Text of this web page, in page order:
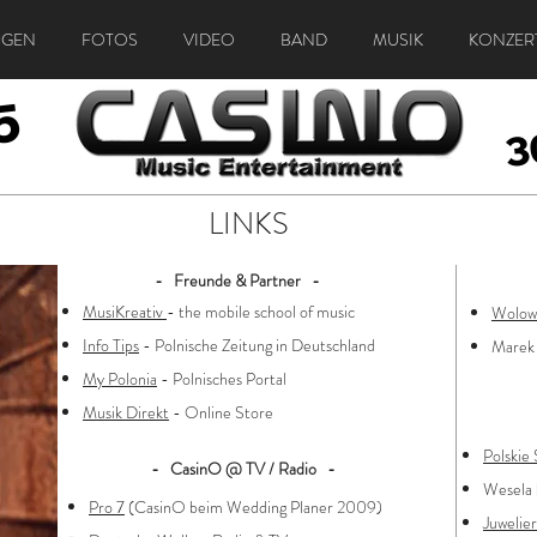
FOTOS VIDEO BAND MUSIK
LINKS
- Freunde & Partner -
MusiKreativ - the mobile school of music
Info Tips - Polnische Zeitung in Deutschland
My Polonia - Polnisches Portal
Musik Direkt - Online Store
- CasinO @ TV / Radio -
Pro 7 (CasinO beim Wedding Planer 2009)
Polskie